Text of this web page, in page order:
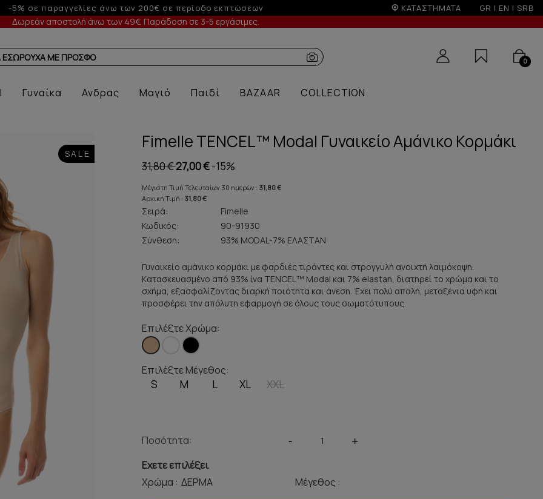
Έως 3 άτοκες δόσεις με πιστωτική άνω των 50€ ΚΑΤΑΣΤΗΜΑΤΑ GR | EN | SRB
Δωρεάν αποστολή άνω των 49€. Παράδοση σε 3-5 εργάσιμες.
ΕΣΩΡΟΥΧΑ ΜΕ ΠΡΟΣΦΟΡΑ 0
Γυναίκα Ανδρας Μαγιό Παιδί BAZAAR COLLECTION
SALE
Fimelle TENCEL™ Modal Γυναικείο Αμάνικο Κορμάκι
31,80 €27,00 €-15%
Μέγιστη Τιμή Τελευταίων 30 ημερών : 31,80 €
Αρχική Τιμή : 31,80 €
Σειρά:
Fimelle
Κωδικός:
90-91930
Σύνθεση:
93% MODAL-7% ΕΛΑΣΤΑΝ
Γυναικείο αμάνικο κορμάκι με φαρδιές τιράντες και στρογγυλή ανοιχτή λαιμόκοψη.
Kατασκευασμένο από 93% ίνα TENCEL™ Modal και 7% elastan, διατηρεί το χρώμα και το
σχήμα, εξασφαλίζοντας διαρκή ποιότητα και άνεση. Έχει πολύ απαλή, μεταξένια υφή και
προσφέρει την απόλυτη εφαρμογή σε όλους τους σωματότυπους.
Επιλέξτε Χρώμα:
Επιλέξτε Μέγεθος:
S M L XL XXL
Ποσότητα: - +
Εχετε επιλέξει
Χρώμα :
Μέγεθος :